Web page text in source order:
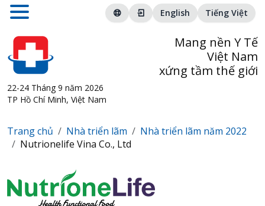
English Tiếng Việt
22-24 Tháng 9 năm 2026
TP Hồ Chí Minh, Việt Nam
Mang nền Y Tế
Việt Nam
xứng tầm thế giới
Trang chủ Nhà triển lãm
Nhà triển lãm năm 2022
Nutrionelife Vina Co., Ltd